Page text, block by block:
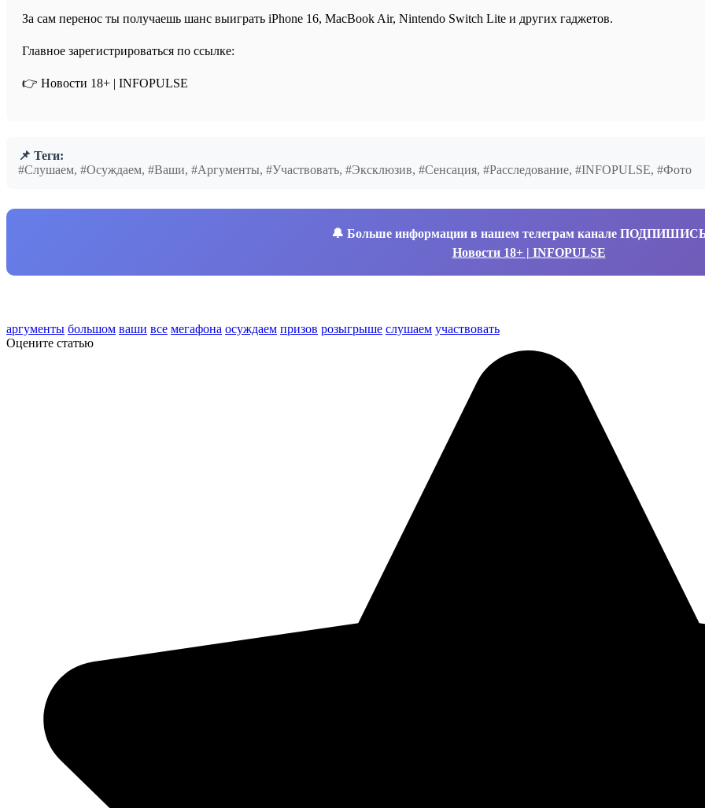
За сам перенос ты получаешь шанс выиграть iPhone 16, MacBook Air, Nintendo Switch Lite и других гаджетов.
Главное зарегистрироваться по ссылке:
👉 Новости 18+ | INFOPULSE
📌 Теги:
#Слушаем, #Осуждаем, #Ваши, #Аргументы, #Участвовать, #Эксклюзив, #Сенсация, #Расследование, #INFOPULSE, #Фото
🔔 Больше информации в нашем телеграм канале
Новости 18+ | INFOPULSE
аргументы большом ваши все мегафона осуждаем призов розыгрыше слушаем участвовать
Оцените статью